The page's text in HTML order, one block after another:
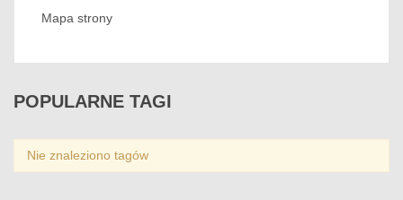
Mapa strony
POPULARNE TAGI
Nie znaleziono tagów